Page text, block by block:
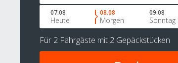
07.08
Heute
08.08
Morgen
09.08
Sonntag
Für 2 Fahrgäste mit 2 Gepäckstücken